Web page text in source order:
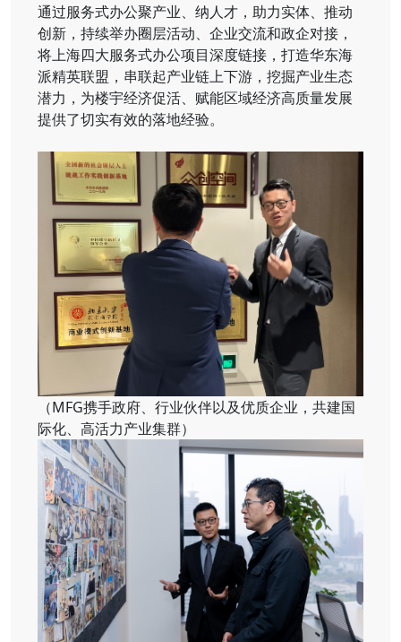
通过服务式办公聚产业、纳人才，助力实体、推动
创新，持续举办圈层活动、企业交流和政企对接，
将上海四大服务式办公项目深度链接，打造华东海
派精英联盟，串联起产业链上下游，挖掘产业生态
潜力，为楼宇经济促活、赋能区域经济高质量发展
提供了切实有效的落地经验。
（MFG携手政府、行业伙伴以及优质企业，共建国
际化、高活力产业集群）